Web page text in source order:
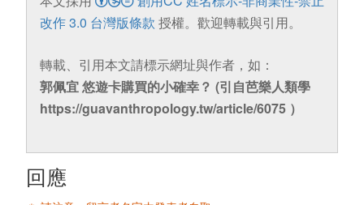
改作 3.0 台灣版條款 授權。歡迎轉載與引用。
轉載、引用本文請標示網址與作者，如：
郭佩宜 悠遊卡購買的小確幸？ (引自芭樂人類學
https://guavanthropology.tw/article/6075 ）
回應